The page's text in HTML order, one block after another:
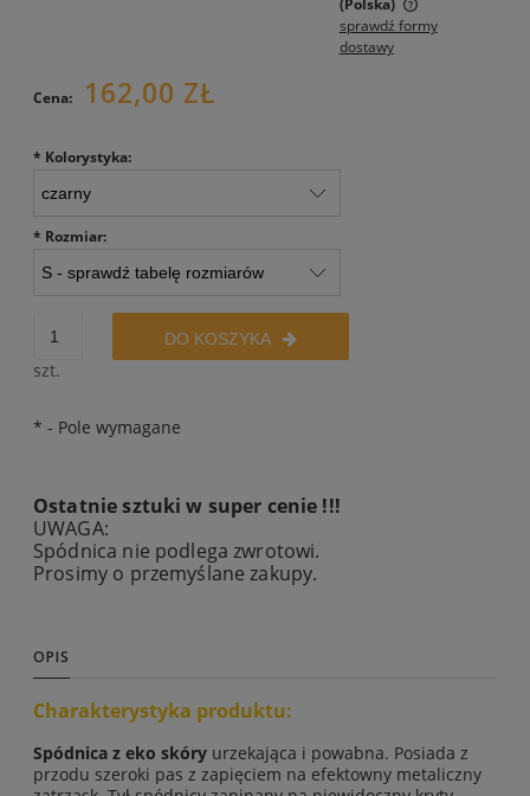
Cena nie zawiera ewentualnych kosztów płatności
sprawdź formy
dostawy
Cena: 162,00 ZŁ
* Kolorystyka:
* Rozmiar:
szt.
DO KOSZYKA
* - Pole wymagane
Ostatnie sztuki w super cenie !!!
UWAGA:
Spódnica nie podlega zwrotowi.
Prosimy o przemyślane zakupy.
OPIS
Charakterystyka produktu:
Spódnica z eko skóry urzekająca i powabna. Posiada z
przodu szeroki pas z zapięciem na efektowny metaliczny